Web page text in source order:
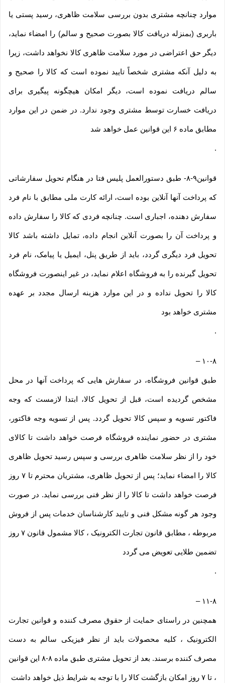
موارد چنانچه مشتری بدون بررسی سلامت ظاهری، رسید پستی یا
باربری (بمنزله دریافت کالا بصورت صحیح و سالم) را امضاء نماید،
دیگر حق اعتراضی در مورد سلامت ظاهری کالا نخواهد داشت، زیرا
به دلیل آنکه مشتری شخصاً تایید نموده است که کالا را صحیح و
سالم دریافت نموده است، دیگر امکان هیچگونه پیگیری برای
دریافت خسارت توسط مشتری وجود ندارد. در ضمن در این موارد
مطابق ماده ۶ این قوانین عمل خواهد شد
.
قوانین۹-۸- طبق دستورالعمل پلیس فتا در هنگام تحویل سفارشاتی
که پرداخت آنها آنلاین بوده است، ارائه کارت ملی مطابق با نام فرد
سفارش دهنده، اجباری است. چنانچه فردی که کالا را سفارش داده
و پرداخت آن را بصورت آنلاین انجام داده، تمایل داشته باشد کالا
تحویل فرد دیگری گردد، باید از طریق پنل، ایمیل یا پیامک، نام فرد
تحویل گیرنده را به فروشگاه اعلام نماید، در غیر اینصورت فروشگاه
کالا را تحویل نداده و در این موارد هزینه ارسال مجدد بر عهده
مشتری خواهد بود
.
۱۰-۸ –
طبق قوانین فروشگاه، در سفارش هایی که پرداخت آنها در محل
مشخص گردیده است، قبل از تحویل کالا، ابتدا لازمست که وجه
فاکتور تسویه و سپس کالا تحویل گردد. پس از تسویه وجه فاکتور،
مشتری در حضور نماینده فروشگاه فرصت خواهد داشت تا کالای
خود را از نظر سلامت ظاهری بررسی و سپس رسید تحویل ظاهری
کالا را امضاء نماید؛ پس از تحویل ظاهری، مشتریان محترم تا ۷ روز
فرصت خواهد داشت تا کالا را از نظر فنی بررسی نماید. در صورت
وجود هر گونه مشکل فنی و تایید کارشناسان خدمات پس از فروش
مربوطه ، مطابق قانون تجارت الکترونیک ، کالا مشمول قانون ۷ روز
تضمین طلایی تعویض می گردد
.
۱۱-۸ –
همچنین در راستای حمایت از حقوق مصرف کننده و قوانین تجارت
الکترونیک ، کلیه محصولات باید از نظر فیزیکی سالم به دست
مصرف کننده برسند. بعد از تحویل مشتری طبق ماده ۸-۸ این قوانین
، تا ۷ روز امکان بازگشت کالا را با توجه به شرایط ذیل خواهد داشت